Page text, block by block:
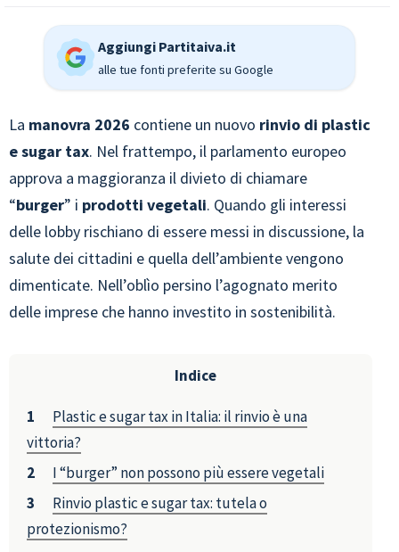
Aggiungi Partitaiva.it
alle tue fonti preferite su Google
La manovra 2026 contiene un nuovo rinvio di plastic
e sugar tax. Nel frattempo, il parlamento europeo
approva a maggioranza il divieto di chiamare
“burger” i prodotti vegetali. Quando gli interessi
delle lobby rischiano di essere messi in discussione, la
salute dei cittadini e quella dell’ambiente vengono
dimenticate. Nell’oblìo persino l’agognato merito
delle imprese che hanno investito in sostenibilità.
Indice
Plastic e sugar tax in Italia: il rinvio è una
vittoria?
I “burger” non possono più essere vegetali
Rinvio plastic e sugar tax: tutela o
protezionismo?